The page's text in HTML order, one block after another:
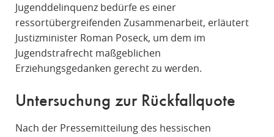
Jugenddelinquenz bedürfe es einer
ressortübergreifenden Zusammenarbeit, erläutert
Justizminister Roman Poseck, um dem im
Jugendstrafrecht maßgeblichen
Erziehungsgedanken gerecht zu werden.
Untersuchung zur Rückfallquote
Nach der Pressemitteilung des hessischen